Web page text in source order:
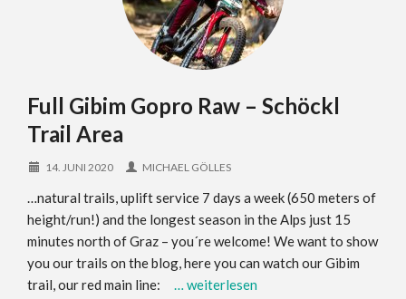
Full Gibim Gopro Raw – Schöckl
Trail Area
14. JUNI 2020 MICHAEL GÖLLES
…natural trails, uplift service 7 days a week (650 meters of
height/run!) and the longest season in the Alps just 15
minutes north of Graz – you´re welcome! We want to show
you our trails on the blog, here you can watch our Gibim
trail, our red main line: … weiterlesen